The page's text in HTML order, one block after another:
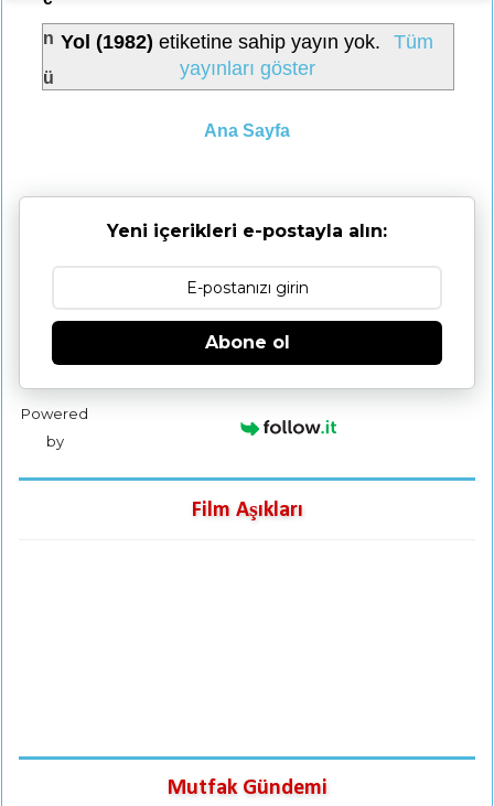
n
ü
Yol (1982) etiketine sahip yayın yok.
Tüm
yayınları göster
Ana Sayfa
Yeni içerikleri e-postayla alın:
Abone ol
Powered
by
Film Aşıkları
Mutfak Gündemi